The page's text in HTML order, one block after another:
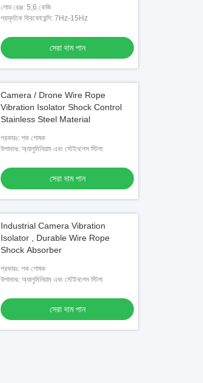
লোড রেঞ্জ: 5,6 কেজি
প্রাকৃতিক ফ্রিকোয়েন্সি: 7Hz-15Hz
সেরা দাম পান
Camera / Drone Wire Rope
Vibration Isolator Shock Control
Stainless Steel Material
প্রকারঃ: শক শোষক
উপাদানঃ: অ্যালুমিনিয়াম এবং স্টেইনলেস স্টিলা
সেরা দাম পান
Industrial Camera Vibration
Isolator , Durable Wire Rope
Shock Absorber
প্রকারঃ: শক শোষক
উপাদানঃ: অ্যালুমিনিয়াম এবং স্টেইনলেস স্টিলা
সেরা দাম পান